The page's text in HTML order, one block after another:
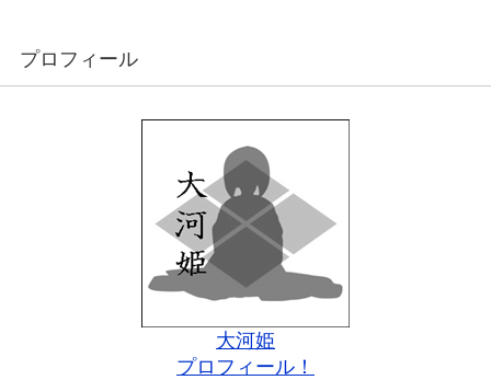
プロフィール
大河姫
プロフィール！